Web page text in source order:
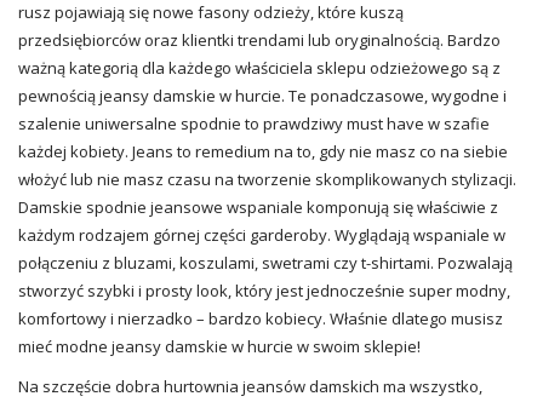
rusz pojawiają się nowe fasony odzieży, które kuszą
przedsiębiorców oraz klientki trendami lub oryginalnością. Bardzo
ważną kategorią dla każdego właściciela sklepu odzieżowego są z
pewnościąjeansy damskie w hurcie. Te ponadczasowe, wygodne i
szalenie uniwersalne spodnie to prawdziwy must have w szafie
każdej kobiety. Jeans to remedium na to, gdy nie masz co na siebie
włożyć lub nie masz czasu na tworzenie skomplikowanych stylizacji.
Damskie spodnie jeansowe wspaniale komponują się właściwie z
każdym rodzajem górnej części garderoby. Wyglądają wspaniale w
połączeniu z bluzami, koszulami, swetrami czy t-shirtami. Pozwalają
stworzyć szybki i prosty look, który jest jednocześnie super modny,
komfortowy i nierzadko – bardzo kobiecy. Właśnie dlatego musisz
mieć modne jeansy damskie w hurcie w swoim sklepie!
Na szczęście dobra hurtownia jeansów damskich ma wszystko,